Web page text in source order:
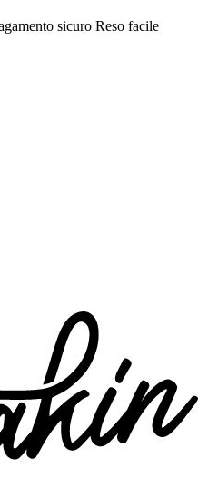
sicuro Reso facile